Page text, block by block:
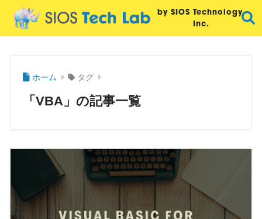
by SIOS Technology,
Inc.
ホーム タグ
「VBA」の記事一覧